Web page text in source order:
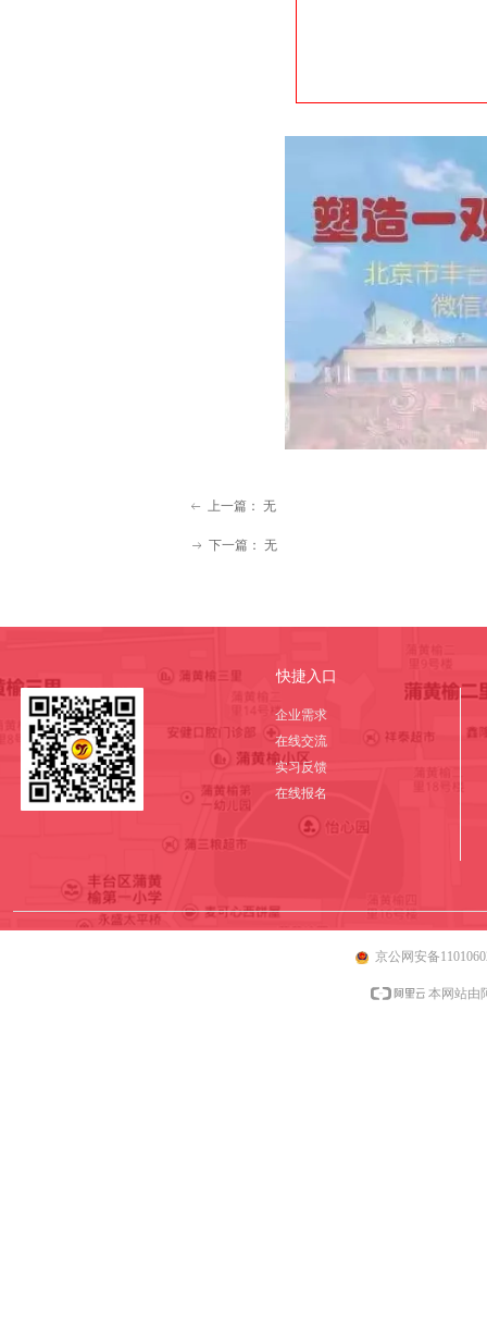
ꂃ 上一篇： 无
ꁹ 下一篇： 无
快捷入口
企业需求
在线交流
实习反馈
在线报名
京公网安备
本网站由